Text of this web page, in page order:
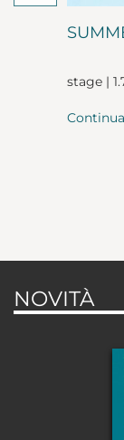
stage |
NOVITÀ